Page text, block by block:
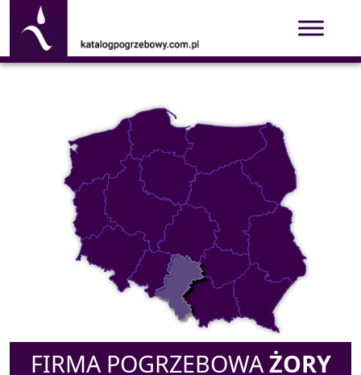
FIRMA POGRZEBOWAŻORY